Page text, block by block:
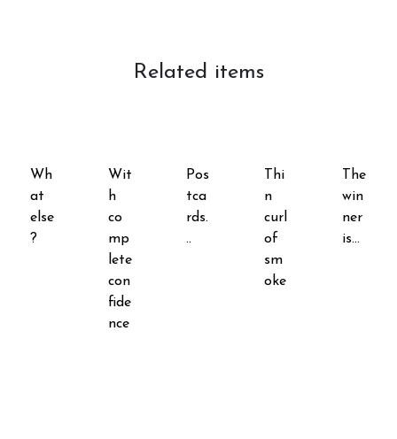
Related items
Wh
at
else
?
Wit
h
co
mp
lete
con
fide
nce
Pos
tca
rds.
..
Thi
n
curl
of
sm
oke
The
win
ner
is...